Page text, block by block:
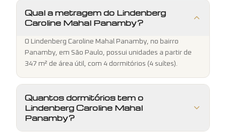
Qual a metragem do Lindenberg
Caroline Mahal Panamby?
O Lindenberg Caroline Mahal Panamby, no bairro
Panamby, em São Paulo, possui unidades a partir de
347 m² de área útil, com 4 dormitórios (4 suítes).
Quantos dormitórios tem o
Lindenberg Caroline Mahal
Panamby?